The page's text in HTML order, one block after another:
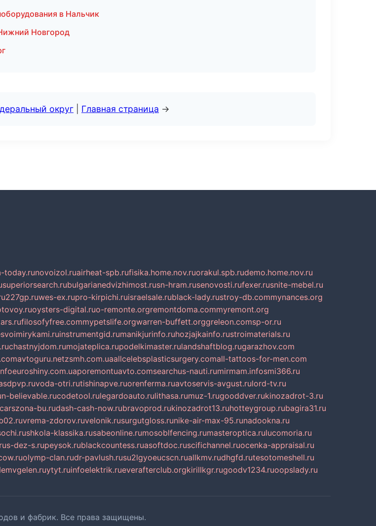
в Нальчик
Новгород
округ Главная страница →
today.runovoizol.ruairheat-spb.rufisika.home.nov.ruorakul.spb.rudemo.home.nov.ru
superiorsearch.rubulgarianedvizhimost.rusn-hram.rusenovosti.rufexer.rusnite-mebel.ru
227gp.ruwes-ex.rupro-kirpichi.ruisraelsale.rublack-lady.rustroy-db.commynances.org
oysters-digital.ruo-remonte.orgremontdoma.commyremont.org
filosofyfree.commypetslife.orgwarren-buffett.orggreleon.comsp-or.ru
instrumentgid.rumanikjurinfo.ruhozjajkainfo.rustroimaterials.ru
chastnyjdom.rumojateplica.rupodelkimaster.rulandshaftblog.rugarazhov.com
avtoguru.netzsmh.com.uaallcelebsplasticsurgery.comall-tattoos-for-men.com
euroshiny.com.uaporemontuavto.comsearchus-nauti.rumirmam.infosmi366.ru
voda-otri.rutishinapve.ruorenferma.ruavtoservis-avgust.rulord-tv.ru
believable.rucodetool.rulegardoauto.rulithasa.rumuz-1.rugooddver.rukinozadrot-3.ru
carszona-bu.rudash-cash-now.rubravoprod.rukinozadrot13.ruhotteygroup.rubagira31.ru
vrema-zdorov.ruvelonik.rusurgutgloss.runike-air-max-95.runadookna.ru
shkola-klassika.rusabeonline.rumosoblfencing.rumasteroptica.rulucomoria.ru
s-dez-s.rupeysok.rublackcountess.ruasoftdoc.ruscifichannel.ruocenka-appraisal.ru
olymp-clan.rudr-pavlush.rusu2lgyoeucscn.ruallkmv.rudhgfd.rutesotomeshell.ru
ytyt.ruinfoelektrik.rueverafterclub.orgkirillkgr.rugoodv1234.ruoopslady.ru
и фабрик. Все права защищены.